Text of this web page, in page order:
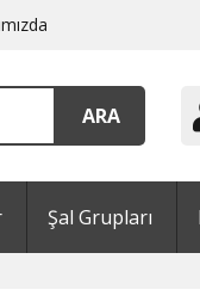
Şal Grupları